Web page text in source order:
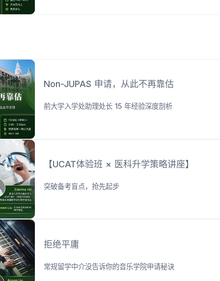
Non-JUPAS 申请，从此不再靠估
前大学入学处助理处长 15 年经验深度剖析
【UCAT体验班 × 医科升学策略讲座】
突破备考盲点，抢先起步
拒绝平庸
常规留学中介没告诉你的音乐学院申请秘诀